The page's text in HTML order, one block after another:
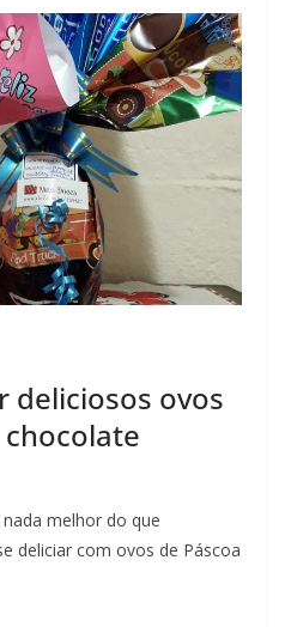
deliciosos ovos
melhor do que
deliciar com ovos de Páscoa